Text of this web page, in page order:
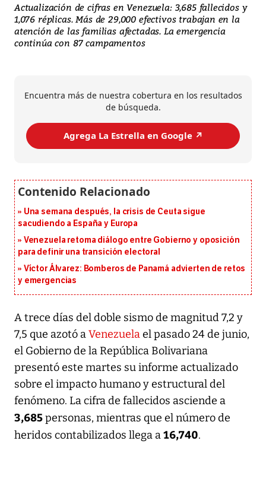
Actualización de cifras en Venezuela: 3,685 fallecidos y
1,076 réplicas. Más de 29,000 efectivos trabajan en la
atención de las familias afectadas. La emergencia
continúa con 87 campamentos
Encuentra más de nuestra cobertura en los resultados
de búsqueda.
Agrega La Estrella en Google ↗️
Una semana después, la crisis de Ceuta sigue
sacudiendo a España y Europa
Venezuela retoma diálogo entre Gobierno y oposición
para definir una transición electoral
Víctor Álvarez: Bomberos de Panamá advierten de retos
y emergencias
A trece días del doble sismo de magnitud 7,2 y
7,5 que azotó aVenezuelael pasado 24 de junio,
el Gobierno de la República Bolivariana
presentó este martes su informe actualizado
sobre el impacto humano y estructural del
fenómeno. La cifra de fallecidos asciende a
3,685personas, mientras que el número de
heridos contabilizados llega a16,740.